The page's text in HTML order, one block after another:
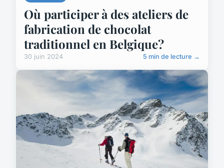
Où participer à des ateliers de
fabrication de chocolat
traditionnel en Belgique?
30 juin 2024 5 min de lecture →